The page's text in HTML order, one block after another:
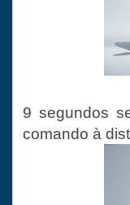
9 segundos
comando à